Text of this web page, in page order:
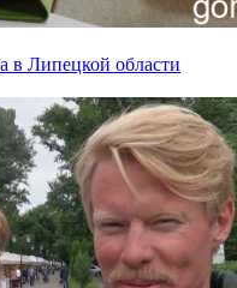
в Липецкой области